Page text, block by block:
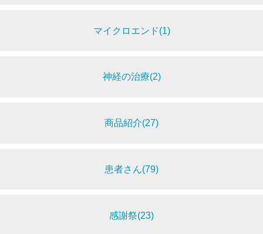
マイクロエンド(1)
神経の治療(2)
商品紹介(27)
患者さん(79)
感謝祭(23)